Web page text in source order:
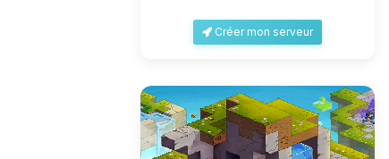
Créer mon serveur